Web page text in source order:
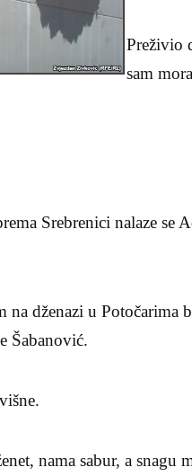
Preživio
sam
Srebrenici nalaze se
na dženazi u Potočarima
Šabanović.
nama sabur, a snagu